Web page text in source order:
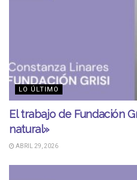
LO ÚLTIMO
El trabajo de Fundación
natural»
ABRIL 29, 2026